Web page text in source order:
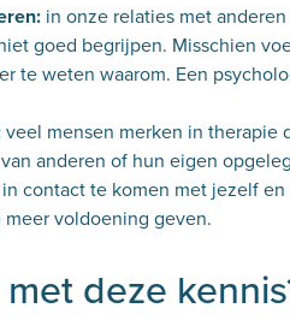
in onze relaties met
goed begrijpen. Misschien
te weten waarom. Een
veel mensen merken in therapie
anderen of hun eigen
contact te komen met jezelf
voldoening geven.
deze